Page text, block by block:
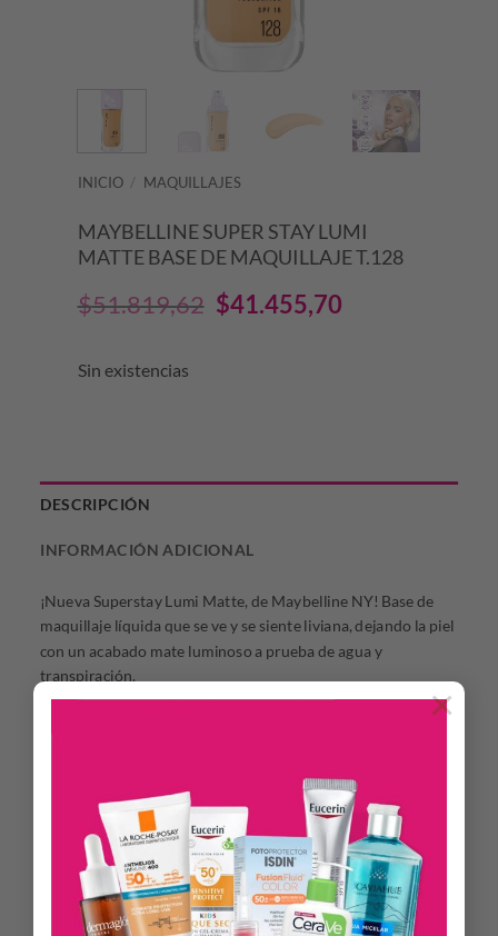
×
INICIO / MAQUILLAJES
MAYBELLINE SUPER STAY LUMI
MATTE BASE DE MAQUILLAJE T.128
$51.819,62 El
$41.455,70
Sin existencias
DESCRIPCIÓN
INFORMACIÓN ADICIONAL
¡Nueva Superstay Lumi Matte, de Maybelline NY! Base de
maquillaje líquida que se ve y se siente liviana, dejando la piel
con un acabado mate luminoso a prueba de agua y
transpiración.
•Obtén un look ligero y mate luminoso con Superstay Lumi
Matte hasta por 30H
•Resistente al agua y la transpiración.
Modo de uso:
Aplicar en el rostro y difuminar con las yemas de los dedos,